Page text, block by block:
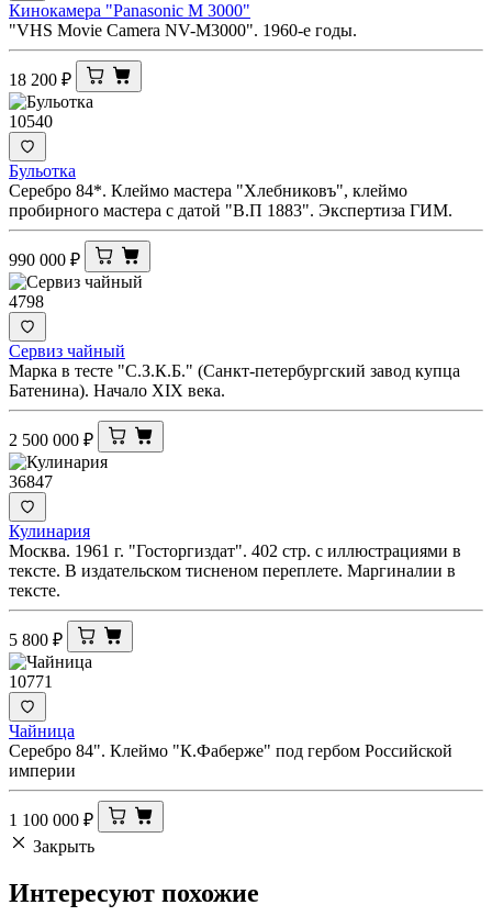
Кинокамера "Panasonic M 3000"
"VHS Movie Camera NV-M3000". 1960-е годы.
18 200 ₽
10540
Бульотка
Серебро 84*. Клеймо мастера "Хлебниковъ", клеймо
пробирного мастера с датой "В.П 1883". Экспертиза ГИМ.
990 000 ₽
4798
Сервиз чайный
Марка в тесте "С.З.К.Б." (Санкт-петербургский завод купца
Батенина). Начало XIX века.
2 500 000 ₽
36847
Кулинария
Москва. 1961 г. "Госторгиздат". 402 стр. с иллюстрациями в
тексте. В издательском тисненом переплете. Маргиналии в
тексте.
5 800 ₽
10771
Чайница
Серебро 84". Клеймо "К.Фаберже" под гербом Российской
империи
1 100 000 ₽
Закрыть
Интересуют похожие